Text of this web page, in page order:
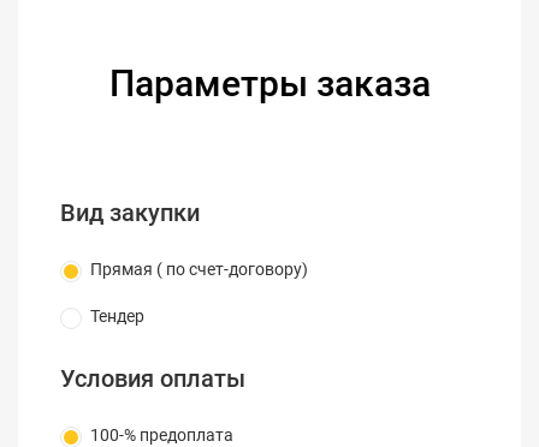
поддерживается функция распознавания жестов.
На обеих сторонах рамки расположено по 14
для проецирования, на рабочую поверхность
маркерами сухого стирания.
Параметры заказа
Вид закупки
Прямая ( по счет-договору)
Тендер
Условия оплаты
100-% предоплата